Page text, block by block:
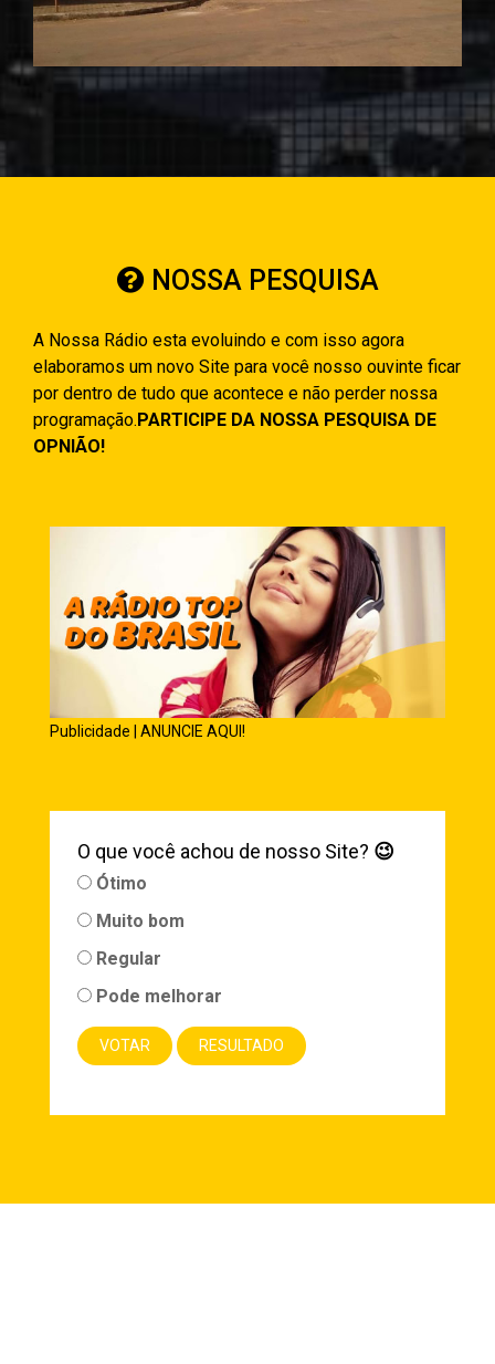
NOSSA PESQUISA
A Nossa Rádio esta evoluindo e com isso agora
elaboramos um novo Site para você nosso ouvinte ficar
por dentro de tudo que acontece e não perder nossa
programação.PARTICIPE DA NOSSA PESQUISA DE
OPNIÃO!
Publicidade | ANUNCIE AQUI!
O que você achou de nosso Site? 😉
Ótimo
Muito bom
Regular
Pode melhorar